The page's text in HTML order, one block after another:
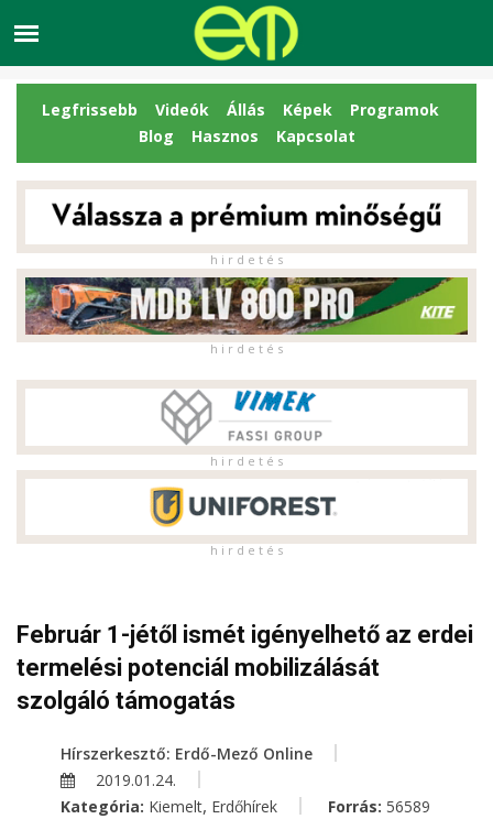
Legfrissebb Videók Állás Képek
Programok
Blog
Hasznos Kapcsolat
h i r d e t é s
h i r d e t é s
h i r d e t é s
h i r d e t é s
Február 1-jétől ismét igényelhető az erdei
termelési potenciál mobilizálását
szolgáló támogatás
Hírszerkesztő: Erdő-Mező Online
2019.01.24.
Kategória: Kiemelt, Erdőhírek Forrás: 56589